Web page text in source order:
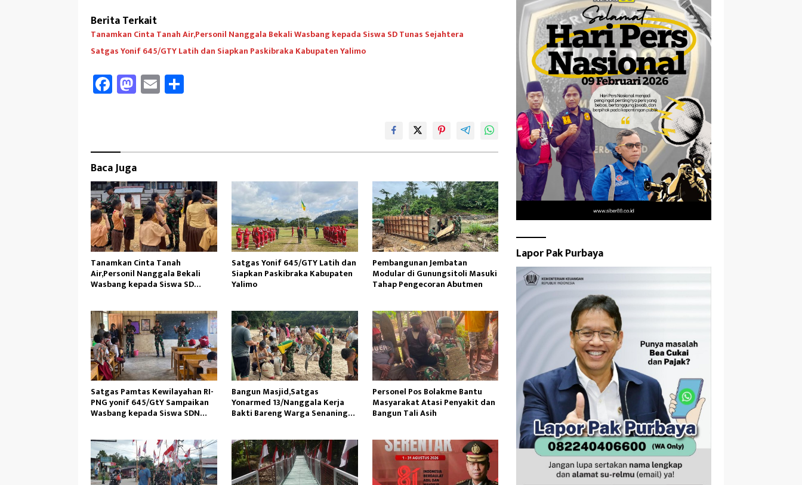
Berita Terkait
Tanamkan Cinta Tanah Air,Personil Nanggala Bekali Wasbang kepada Siswa SD Tunas Sejahtera
Satgas Yonif 645/GTY Latih dan Siapkan Paskibraka Kabupaten Yalimo
Fa
ce
k
M
as
o
n
E
m
Baca Juga
Tanamkan Cinta Tanah
Air,Personil Nanggala Bekali
Wasbang kepada Siswa SD
Satgas Yonif 645/GTY Latih dan
Siapkan Paskibraka Kabupaten
Yalimo
Pembangunan Jembatan
Modular di Gunungsitoli Masuki
Tahap Pengecoran Abutmen
Satgas Pamtas Kewilayahan RI-
PNG yonif 645/GtY Sampaikan
Wasbang kepada Siswa SDN
Bangun Masjid,Satgas
Yonarmed 13/Nanggala Kerja
Bakti Bareng Warga Senaning
Personel Pos Bolakme Bantu
Masyarakat Atasi Penyakit dan
Bangun Tali Asih
Lapor Pak Purbaya